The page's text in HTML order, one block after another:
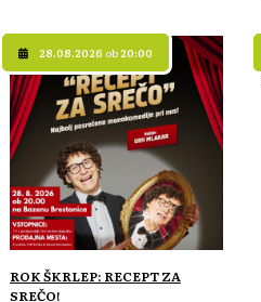
28.08.2026 ob20:00
ROK ŠKRLEP: RECEPT ZA
SREČO!